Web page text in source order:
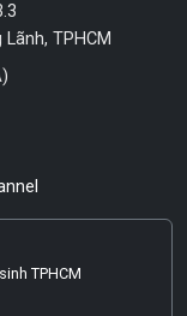
TPHCM
TPHCM